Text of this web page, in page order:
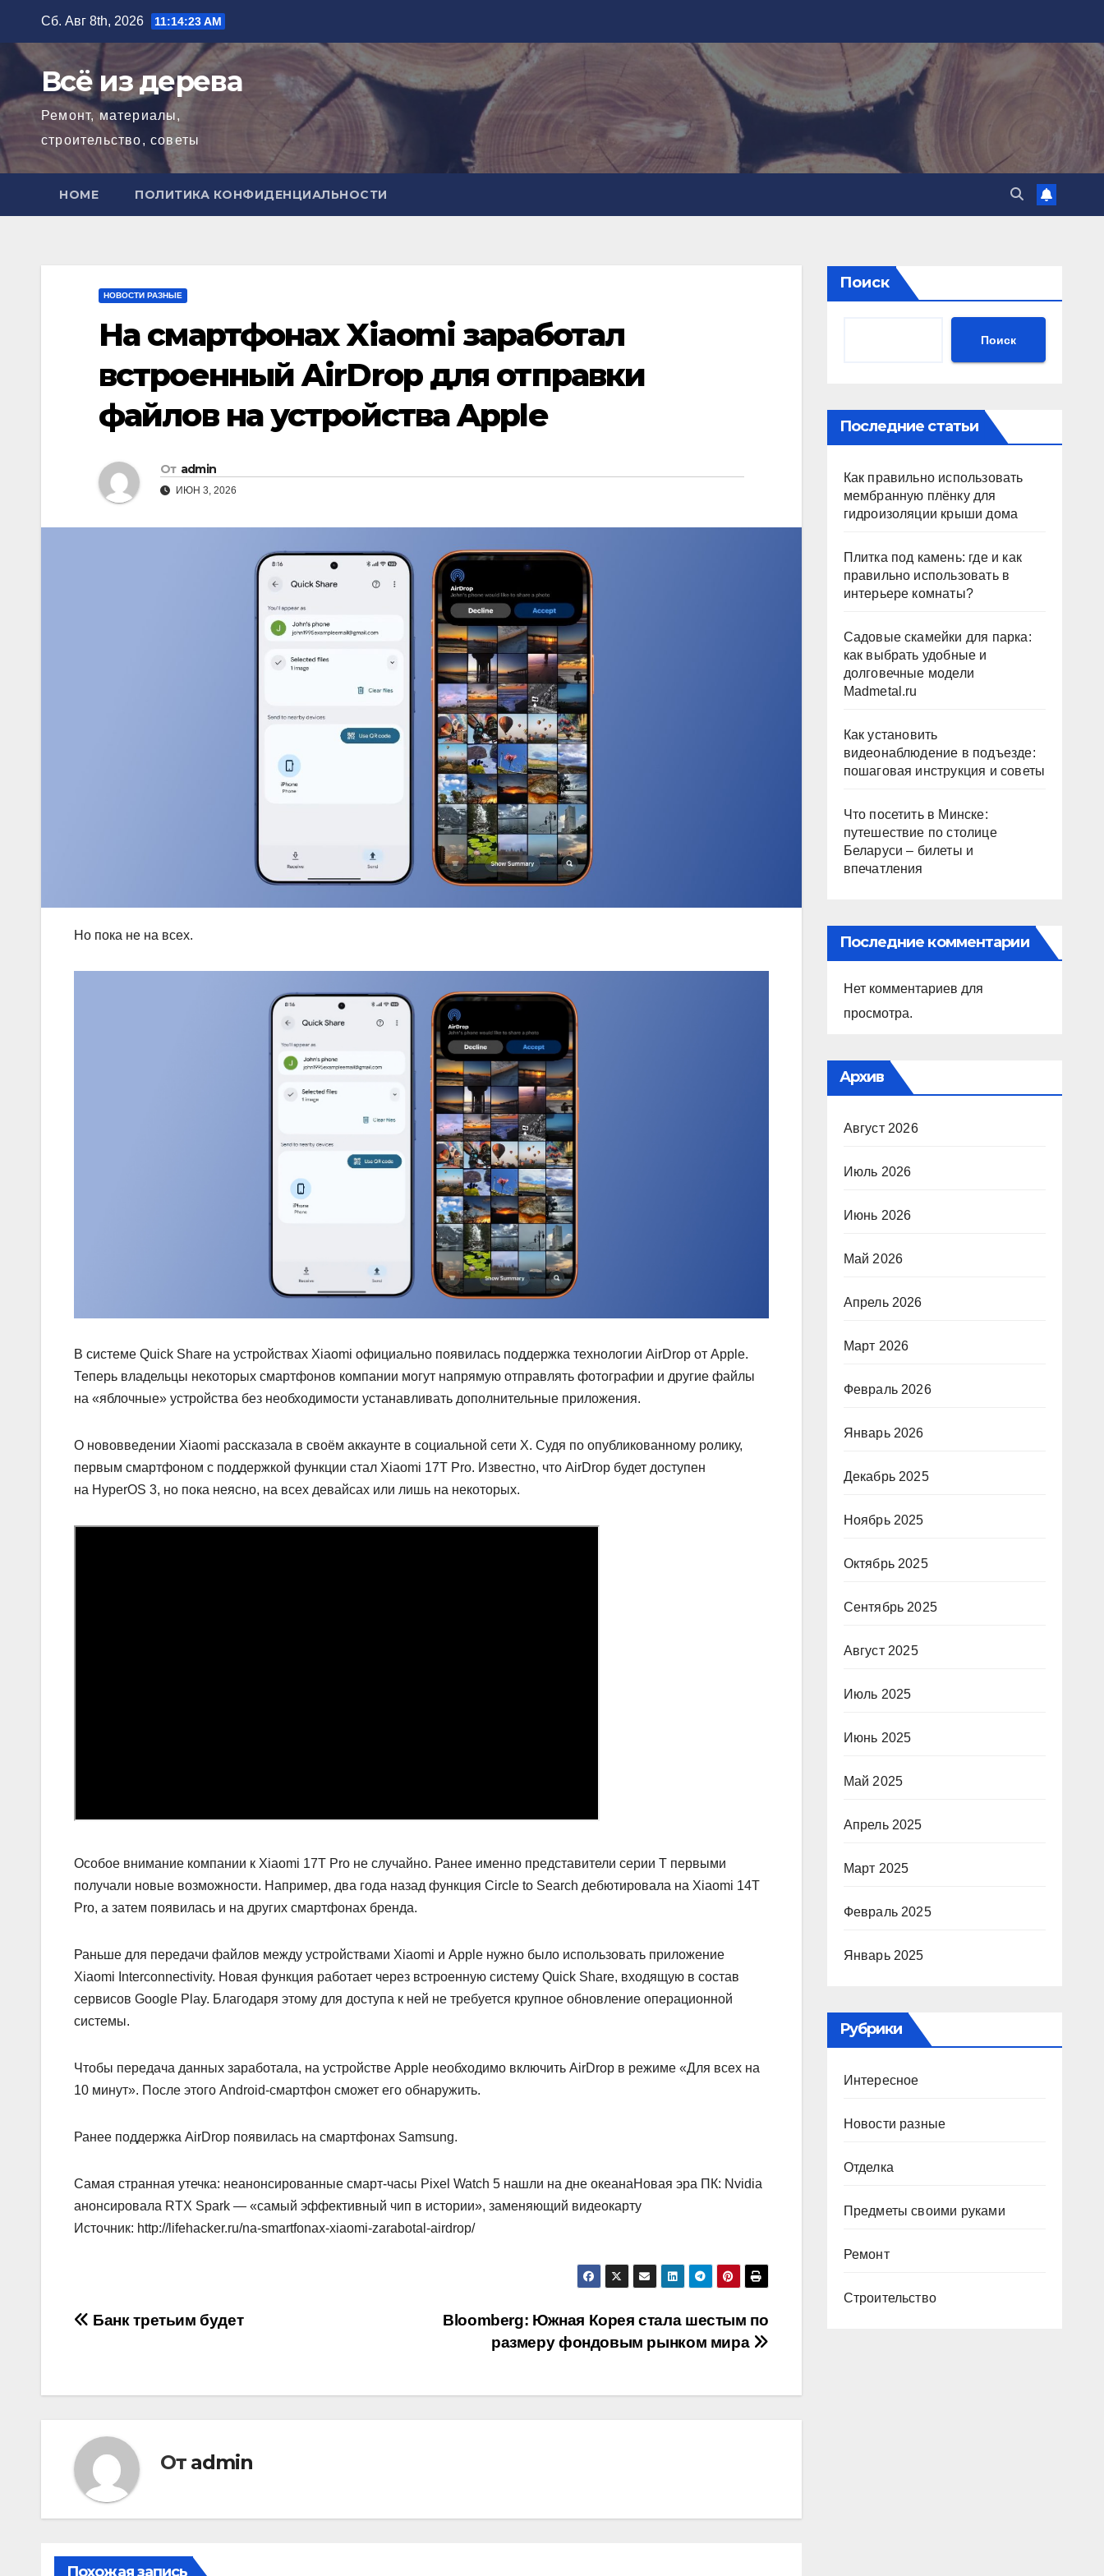
содержимому
Сб. Авг 8th, 2026 11:14:25 AM
Всё из дерева
Ремонт, материалы,
строительство, советы
HOME ПОЛИТИКА КОНФИДЕНЦИАЛЬНОСТИ
НОВОСТИ РАЗНЫЕ
На смартфонах Xiaomi заработал
встроенный AirDrop для отправки
файлов на устройства Apple
От admin
ИЮН 3, 2026
Но пока не на всех.
В системе Quick Share на устройствах Xiaomi официально появилась поддержка технологии AirDrop от Apple.
Теперь владельцы некоторых смартфонов компании могут напрямую отправлять фотографии и другие файлы
на «яблочные» устройства без необходимости устанавливать дополнительные приложения.
О нововведении Xiaomi рассказала в своём аккаунте в социальной сети X. Судя по опубликованному ролику,
первым смартфоном с поддержкой функции стал Xiaomi 17T Pro. Известно, что AirDrop будет доступен
на HyperOS 3, но пока неясно, на всех девайсах или лишь на некоторых.
Особое внимание компании к Xiaomi 17T Pro не случайно. Ранее именно представители серии T первыми
получали новые возможности. Например, два года назад функция Circle to Search дебютировала на Xiaomi 14T
Pro, а затем появилась и на других смартфонах бренда.
Раньше для передачи файлов между устройствами Xiaomi и Apple нужно было использовать приложение
Xiaomi Interconnectivity. Новая функция работает через встроенную систему Quick Share, входящую в состав
сервисов Google Play. Благодаря этому для доступа к ней не требуется крупное обновление операционной
системы.
Чтобы передача данных заработала, на устройстве Apple необходимо включить AirDrop в режиме «Для всех на
10 минут». После этого Android-смартфон сможет его обнаружить.
Ранее поддержка AirDrop появилась на смартфонах Samsung.
Самая странная утечка: неанонсированные смарт-часы Pixel Watch 5 нашли на дне океанаНовая эра ПК: Nvidia
анонсировала RTX Spark — «самый эффективный чип в истории», заменяющий видеокарту
Источник: http://lifehacker.ru/na-smartfonax-xiaomi-zarabotal-airdrop/
Навигация
записям
Bloomberg: Южная Корея стала шестым по
размеру фондовым рынком мира
Банк третьим будет
От admin
Похожая запись
Поиск
Поиск
Последние статьи
Как правильно использовать
мембранную плёнку для
гидроизоляции крыши дома
Плитка под камень: где и как
правильно использовать в
интерьере комнаты?
Садовые скамейки для парка:
как выбрать удобные и
долговечные модели
Madmetal.ru
Как установить
видеонаблюдение в подъезде:
пошаговая инструкция и советы
Что посетить в Минске:
путешествие по столице
Беларуси – билеты и
впечатления
Последние комментарии
Нет комментариев для
просмотра.
Архив
Август 2026
Июль 2026
Июнь 2026
Май 2026
Апрель 2026
Март 2026
Февраль 2026
Январь 2026
Декабрь 2025
Ноябрь 2025
Октябрь 2025
Сентябрь 2025
Август 2025
Июль 2025
Июнь 2025
Май 2025
Апрель 2025
Март 2025
Февраль 2025
Январь 2025
Рубрики
Интересное
Новости разные
Отделка
Предметы своими руками
Ремонт
Строительство